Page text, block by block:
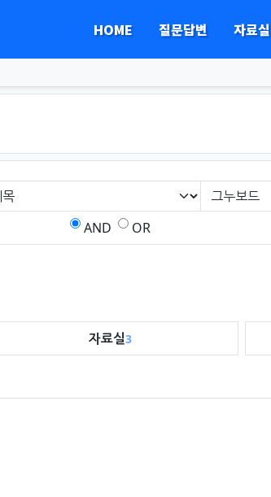
HOME 질문답변 자료실
AND
OR
자료실3